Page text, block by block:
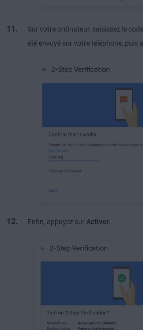
Sur votre ordinateur, saisissez le
été envoyé sur votre téléphone, puis
Enfin, appuyez sur Activer